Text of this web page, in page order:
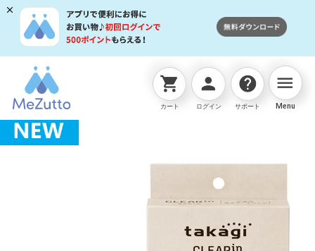
shopping_cart
カート
person
ログイン
help
サポート
menu
Menu
ネットストアTOP 浄水器関連 クリアイン浄水ボト